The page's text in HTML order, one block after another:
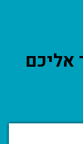
אליכם